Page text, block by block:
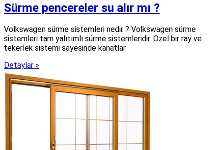
Sürme pencereler su alır mı ?
Volkswagen sürme sistemleri nedir ? Volkswagen sürme
sistemleri tam yalıtımlı sürme sistemleridir. Özel bir ray ve
tekerlek sistemi sayesinde kanatlar
Detaylar »